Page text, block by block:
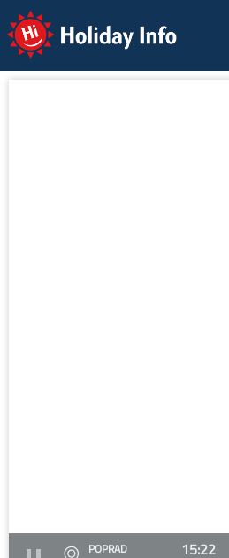
Holiday Info
POPRAD
15:22